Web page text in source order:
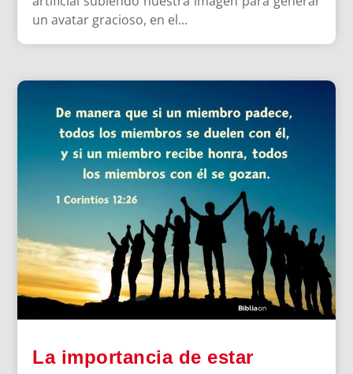
un avatar gracioso, en el...
La importancia de estar